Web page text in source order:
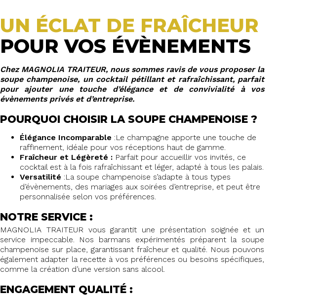
UN ÉCLAT DE FRAÎCHEUR
POUR VOS ÉVÈNEMENTS
Chez MAGNOLIA TRAITEUR, nous sommes ravis de vous proposer la
soupe champenoise, un cocktail pétillant et rafraîchissant, parfait
pour ajouter une touche d’élégance et de convivialité à vos
évènements privés et d’entreprise.
POURQUOI CHOISIR LA SOUPE CHAMPENOISE ?
Élégance Incomparable :Le champagne apporte une touche de
raffinement, idéale pour vos réceptions haut de gamme.
Fraîcheur et Légèreté : Parfait pour accueillir vos invités, ce
cocktail est à la fois rafraîchissant et léger, adapté à tous les palais.
Versatilité :La soupe champenoise s’adapte à tous types
d’évènements, des mariages aux soirées d’entreprise, et peut être
personnalisée selon vos préférences.
NOTRE SERVICE :
MAGNOLIA TRAITEUR vous garantit une présentation soignée et un
service impeccable. Nos barmans expérimentés préparent la soupe
champenoise sur place, garantissant fraîcheur et qualité. Nous pouvons
également adapter la recette à vos préférences ou besoins spécifiques,
comme la création d’une version sans alcool.
ENGAGEMENT QUALITÉ :